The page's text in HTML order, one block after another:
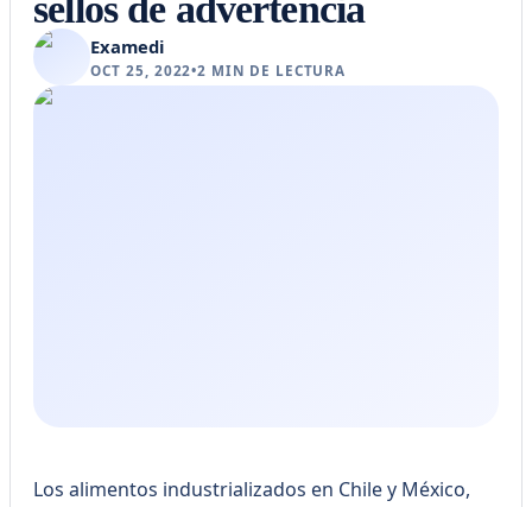
Examedi
OCT 25, 2022•2 MIN DE LECTURA
Los alimentos industrializados en Chile y México,